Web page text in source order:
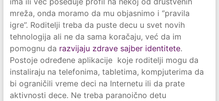
mreža, onda moramo da mu objasnimo i ‘’pravila
igre’’. Roditelji treba da puste decu u svet novih
tehnologija ali ne da sama koračaju, već da im
pomognu da razvijaju zdrave sajber identitete.
Postoje određene aplikacije koje roditelji mogu da
instaliraju na telefonima, tabletima, kompjuterima da
bi ograničili vreme deci na Internetu ili da prate
aktivnosti dece. Ne treba paranoično detu